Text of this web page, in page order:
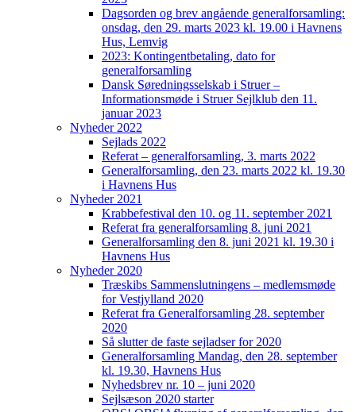
Dagsorden og brev angående generalforsamling:
onsdag, den 29. marts 2023 kl. 19.00 i Havnens
Hus, Lemvig
2023: Kontingentbetaling, dato for
generalforsamling
Dansk Søredningsselskab i Struer –
Informationsmøde i Struer Sejlklub den 11.
januar 2023
Nyheder 2022
Sejlads 2022
Referat – generalforsamling, 3. marts 2022
Generalforsamling, den 23. marts 2022 kl. 19.30
i Havnens Hus
Nyheder 2021
Krabbefestival den 10. og 11. september 2021
Referat fra generalforsamling 8. juni 2021
Generalforsamling den 8. juni 2021 kl. 19.30 i
Havnens Hus
Nyheder 2020
Træskibs Sammenslutningens – medlemsmøde
for Vestjylland 2020
Referat fra Generalforsamling 28. september
2020
Så slutter de faste sejladser for 2020
Generalforsamling Mandag, den 28. september
kl. 19.30, Havnens Hus
Nyhedsbrev nr. 10 – juni 2020
Sejlsæson 2020 starter